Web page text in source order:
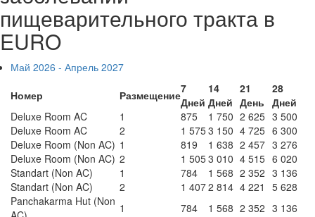
пищеварительного тракта в
EURO
Май 2026 - Апрель 2027
Номер
Размещение7
Дней
14
Дней
21
День
28
Дней
Deluxe Room AC
1 875 1 750 2 625 3 500
Deluxe Room AC
2 1 5753 150 4 725 6 300
Deluxe Room (Non AC) 1 819 1 638 2 457 3 276
Deluxe Room (Non AC) 2 1 5053 010 4 515 6 020
Standart (Non AC)
1 784 1 568 2 352 3 136
Standart (Non AC)
2 1 4072 814 4 221
5 628
Panchakarma Hut (Non 1 784 1 568 2 352 3 136